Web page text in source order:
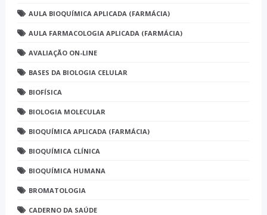
AULA BIOQUÍMICA APLICADA (FARMÁCIA)
AULA FARMACOLOGIA APLICADA (FARMÁCIA)
AVALIAÇÃO ON-LINE
BASES DA BIOLOGIA CELULAR
BIOFÍSICA
BIOLOGIA MOLECULAR
BIOQUÍMICA APLICADA (FARMÁCIA)
BIOQUÍMICA CLÍNICA
BIOQUÍMICA HUMANA
BROMATOLOGIA
CADERNO DA SAÚDE